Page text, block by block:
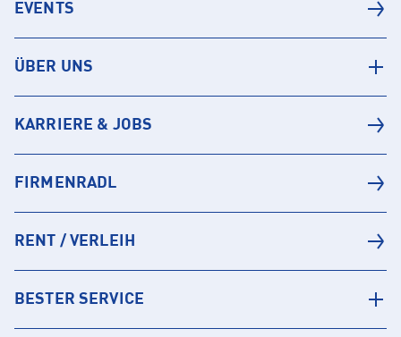
EVENTS
ÜBER UNS
KARRIERE & JOBS
FIRMENRADL
RENT / VERLEIH
BESTER SERVICE